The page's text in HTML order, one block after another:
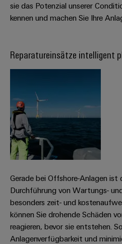
sie das Potenzial unserer
kennen und machen Sie Ihre
Reparatureinsätze intelligent
Gerade bei Offshore-Anlagen ist
Durchführung von Wartungs-
besonders zeit- und
können Sie drohende Schäden
reagieren, bevor sie entstehen.
Anlagenverfügbarkeit und